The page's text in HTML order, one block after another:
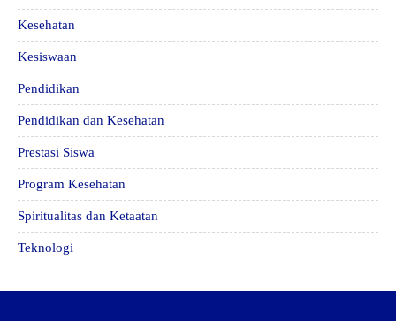
Kesehatan
Kesiswaan
Pendidikan
Pendidikan dan Kesehatan
Prestasi Siswa
Program Kesehatan
Spiritualitas dan Ketaatan
Teknologi